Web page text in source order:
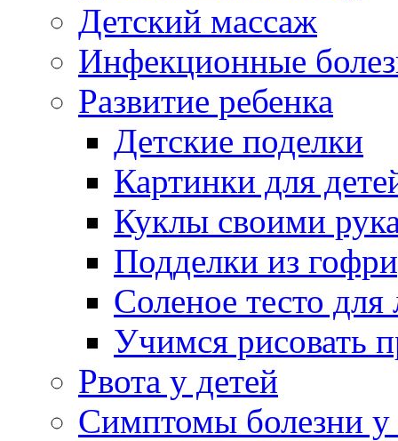
Детский массаж
Инфекционные
Развитие ребенка
Детские поделки
Картинки для
Куклы своими
Подделки из
Соленое тесто для
Учимся рисовать
Рвота у детей
Симптомы болезни у